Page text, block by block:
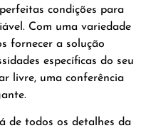
condições para
Com uma variedade
fornecer a solução
específicas do seu
livre, uma conferência
de todos os detalhes da